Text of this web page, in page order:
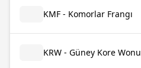
KMF - Komorlar Frangı
KRW - Güney Kore Wonu